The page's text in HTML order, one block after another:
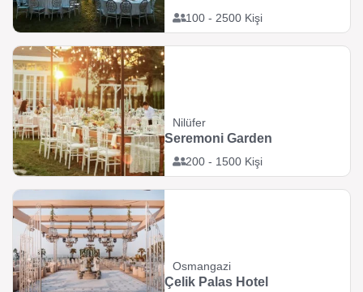
100 - 2500 Kişi
Nilüfer
200 - 1500 Kişi
Seremoni Garden
Osmangazi
Çelik Palas Hotel